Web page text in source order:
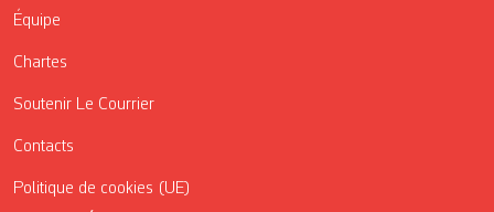
Équipe
Chartes
Soutenir Le Courrier
Contacts
Politique de cookies (UE)